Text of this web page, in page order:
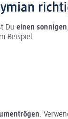
Du einen
Beispiel
.